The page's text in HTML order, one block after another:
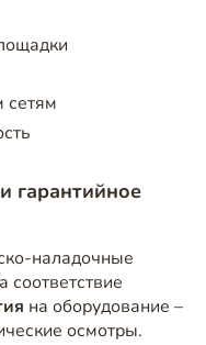
гарантийное
наладочные
соответствие
на оборудование –
осмотры.